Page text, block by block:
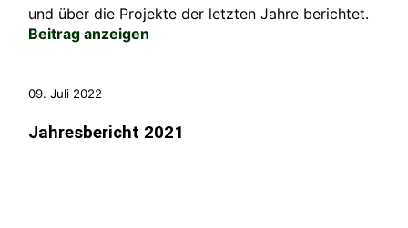
und über die Projekte der letzten Jahre berichtet.
Beitrag anzeigen
09. Juli 2022
Jahresbericht 2021